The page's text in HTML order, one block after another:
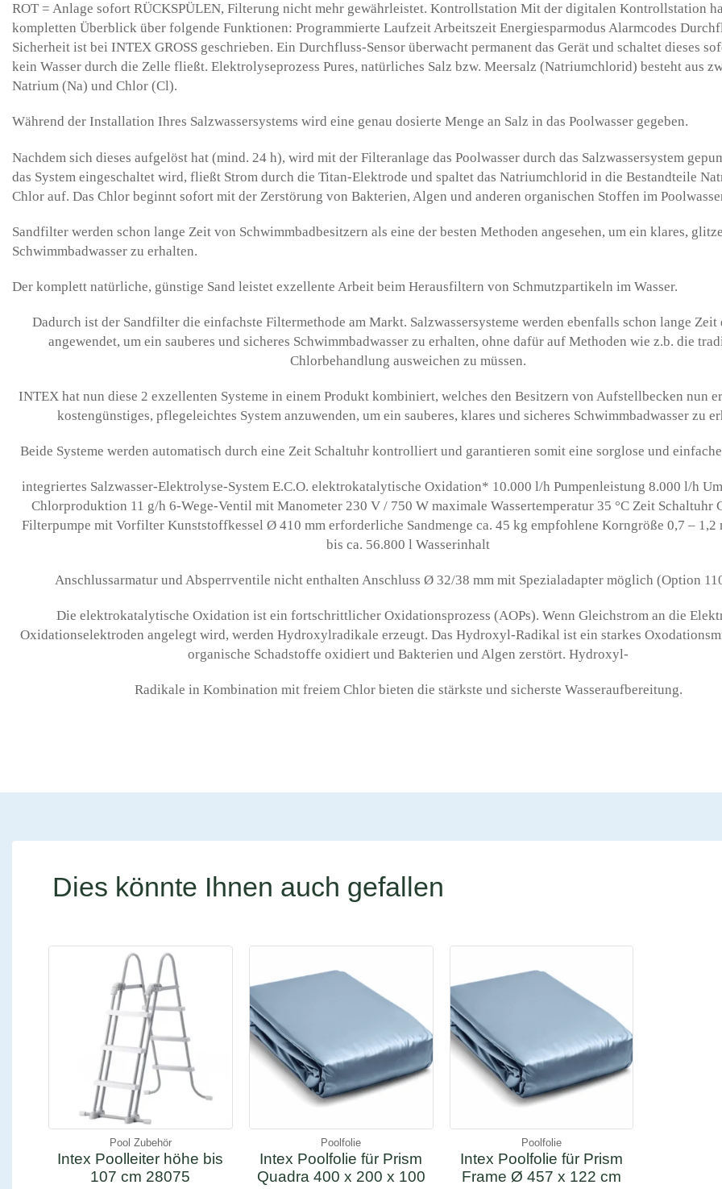
ROT = Anlage sofort RÜCKSPÜLEN, Filterung nicht mehr gewährleistet. Kontrollstation Mit der digitalen Kontrollstation
kompletten Überblick über folgende Funktionen: Programmierte Laufzeit Arbeitszeit Energiesparmodus Alarmcodes
Sicherheit ist bei INTEX GROSS geschrieben. Ein Durchfluss-Sensor überwacht permanent das Gerät und schaltet dieses
kein Wasser durch die Zelle fließt. Elektrolyseprozess Pures, natürliches Salz bzw. Meersalz (Natriumchlorid) besteht aus
Natrium (Na) und Chlor (Cl).
Während der Installation Ihres Salzwassersystems wird eine genau dosierte Menge an Salz in das Poolwasser gegeben.
Nachdem sich dieses aufgelöst hat (mind. 24 h), wird mit der Filteranlage das Poolwasser durch das Salzwassersystem
das System eingeschaltet wird, fließt Strom durch die Titan-Elektrode und spaltet das Natriumchlorid in die Bestandteile
Chlor auf. Das Chlor beginnt sofort mit der Zerstörung von Bakterien, Algen und anderen organischen Stoffen im
Sandfilter werden schon lange Zeit von Schwimmbadbesitzern als eine der besten Methoden angesehen, um ein klares,
Schwimmbadwasser zu erhalten.
Der komplett natürliche, günstige Sand leistet exzellente Arbeit beim Herausfiltern von Schmutzpartikeln im Wasser.
Dadurch ist der Sandfilter die einfachste Filtermethode am Markt. Salzwassersysteme werden ebenfalls schon lange
angewendet, um ein sauberes und sicheres Schwimmbadwasser zu erhalten, ohne dafür auf Methoden wie z.b. die
Chlorbehandlung ausweichen zu müssen.
INTEX hat nun diese 2 exzellenten Systeme in einem Produkt kombiniert, welches den Besitzern von Aufstellbecken nun
kostengünstiges, pflegeleichtes System anzuwenden, um ein sauberes, klares und sicheres Schwimmbadwasser zu
Beide Systeme werden automatisch durch eine Zeit Schaltuhr kontrolliert und garantieren somit eine sorglose und
integriertes Salzwasser-Elektrolyse-System E.C.O. elektrokatalytische Oxidation* 10.000 l/h Pumpenleistung 8.000 l/h
Chlorproduktion 11 g/h 6-Wege-Ventil mit Manometer 230 V / 750 W maximale Wassertemperatur 35 °C Zeit Schaltuhr
Filterpumpe mit Vorfilter Kunststoffkessel Ø 410 mm erforderliche Sandmenge ca. 45 kg empfohlene Korngröße 0,7 – 1,2
bis ca. 56.800 l Wasserinhalt
Anschlussarmatur und Absperrventile nicht enthalten Anschluss Ø 32/38 mm mit Spezialadapter möglich (Option
Die elektrokatalytische Oxidation ist ein fortschrittlicher Oxidationsprozess (AOPs). Wenn Gleichstrom an die
Oxidationselektroden angelegt wird, werden Hydroxylradikale erzeugt. Das Hydroxyl-Radikal ist ein starkes
organische Schadstoffe oxidiert und Bakterien und Algen zerstört. Hydroxyl-
Radikale in Kombination mit freiem Chlor bieten die stärkste und sicherste Wasseraufbereitung.
Dies könnte Ihnen auch gefallen
Pool Zubehör
Intex Poolleiter höhe bis
107 cm 28075
Poolfolie
Intex Poolfolie für Prism
Quadra 400 x 200 x 100
Poolfolie
Intex Poolfolie für Prism
Frame Ø 457 x 122 cm